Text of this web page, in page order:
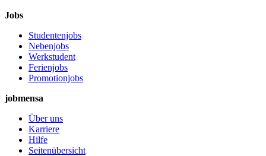
Jobs
Studentenjobs
Nebenjobs
Werkstudent
Ferienjobs
Promotionjobs
jobmensa
Über uns
Karriere
Hilfe
Seitenübersicht